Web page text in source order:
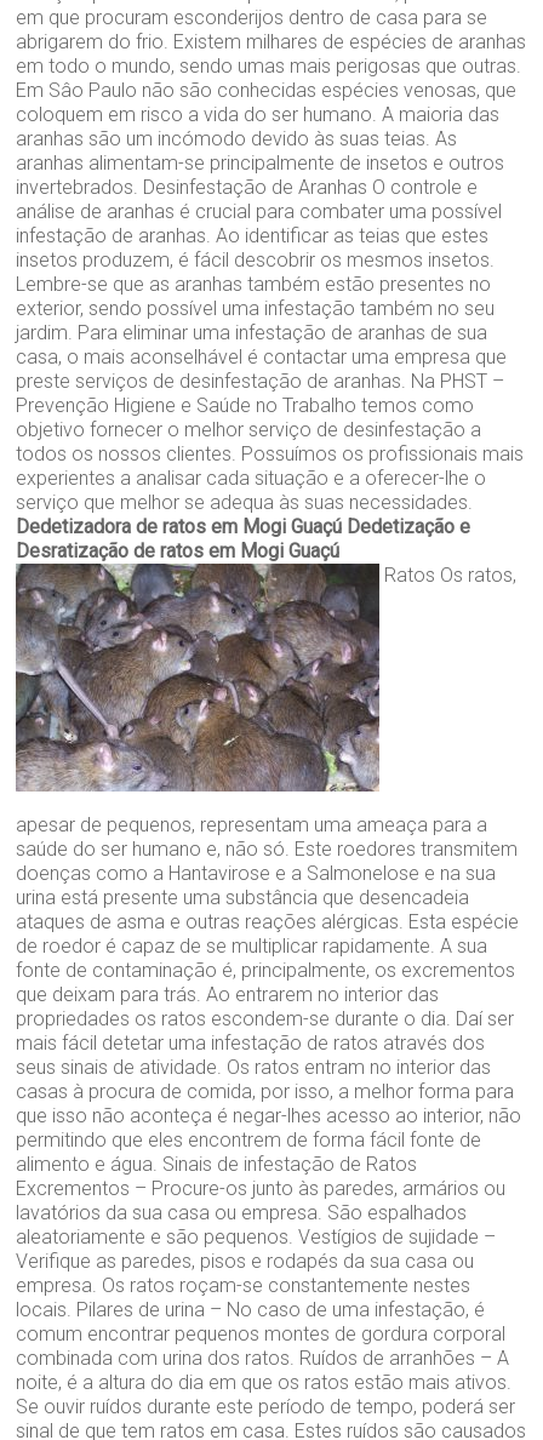
em que procuram esconderijos dentro de casa para se
abrigarem do frio. Existem milhares de espécies de aranhas
em todo o mundo, sendo umas mais perigosas que outras.
Em Sâo Paulo não são conhecidas espécies venosas, que
coloquem em risco a vida do ser humano. A maioria das
aranhas são um incómodo devido às suas teias. As
aranhas alimentam-se principalmente de insetos e outros
invertebrados. Desinfestação de Aranhas O controle e
análise de aranhas é crucial para combater uma possível
infestação de aranhas. Ao identificar as teias que estes
insetos produzem, é fácil descobrir os mesmos insetos.
Lembre-se que as aranhas também estão presentes no
exterior, sendo possível uma infestação também no seu
jardim. Para eliminar uma infestação de aranhas de sua
casa, o mais aconselhável é contactar uma empresa que
preste serviços de desinfestação de aranhas. Na PHST –
Prevenção Higiene e Saúde no Trabalho temos como
objetivo fornecer o melhor serviço de desinfestação a
todos os nossos clientes. Possuímos os profissionais mais
experientes a analisar cada situação e a oferecer-lhe o
serviço que melhor se adequa às suas necessidades.
Dedetizadora de ratos em Mogi Guaçú Dedetização e
Desratização de ratos em Mogi Guaçú
Ratos Os ratos,
apesar de pequenos, representam uma ameaça para a
saúde do ser humano e, não só. Este roedores transmitem
doenças como a Hantavirose e a Salmonelose e na sua
urina está presente uma substância que desencadeia
ataques de asma e outras reações alérgicas. Esta espécie
de roedor é capaz de se multiplicar rapidamente. A sua
fonte de contaminação é, principalmente, os excrementos
que deixam para trás. Ao entrarem no interior das
propriedades os ratos escondem-se durante o dia. Daí ser
mais fácil detetar uma infestação de ratos através dos
seus sinais de atividade. Os ratos entram no interior das
casas à procura de comida, por isso, a melhor forma para
que isso não aconteça é negar-lhes acesso ao interior, não
permitindo que eles encontrem de forma fácil fonte de
alimento e água. Sinais de infestação de Ratos
Excrementos – Procure-os junto às paredes, armários ou
lavatórios da sua casa ou empresa. São espalhados
aleatoriamente e são pequenos. Vestígios de sujidade –
Verifique as paredes, pisos e rodapés da sua casa ou
empresa. Os ratos roçam-se constantemente nestes
locais. Pilares de urina – No caso de uma infestação, é
comum encontrar pequenos montes de gordura corporal
combinada com urina dos ratos. Ruídos de arranhões – A
noite, é a altura do dia em que os ratos estão mais ativos.
Se ouvir ruídos durante este período de tempo, poderá ser
sinal de que tem ratos em casa. Estes ruídos são causados